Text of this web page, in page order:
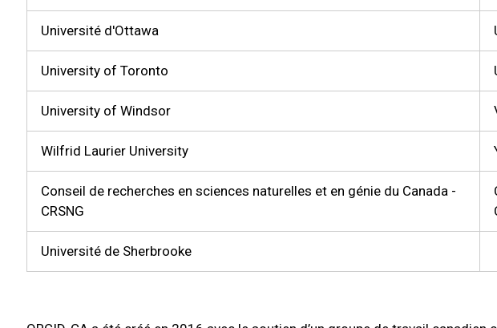
Université d'Ottawa
University of Toronto
University of Windsor
Wilfrid Laurier University
Conseil de recherches en sciences naturelles et en génie du Canada -
CRSNG
Université de Sherbrooke